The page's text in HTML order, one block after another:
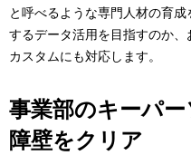
と呼べるような専門人材の育
するデータ活用を目指すのか
カスタムにも対応します。
事業部のキーパ
障壁をクリア